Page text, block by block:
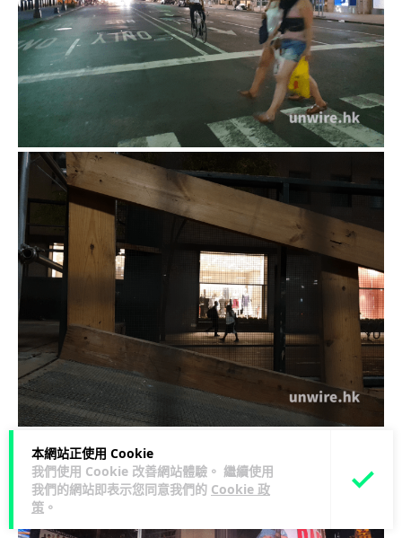
本網站正使用 Cookie
我們使用 Cookie 改善網站體驗。 繼續使用
我們的網站即表示您同意我們的 Cookie 政
策 。